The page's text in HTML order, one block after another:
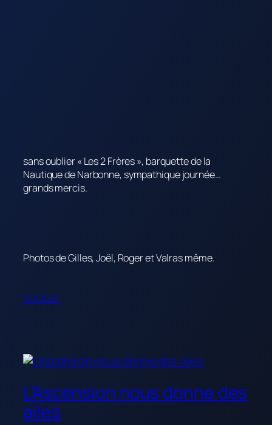
sans oublier « Les 2 Frères », barquette de la
Nautique de Narbonne, sympathique journée…
grands mercis.
Photos de Gilles, Joël, Roger et Valras même.
16.5.2022
L’Ascension nous donne des
ailes